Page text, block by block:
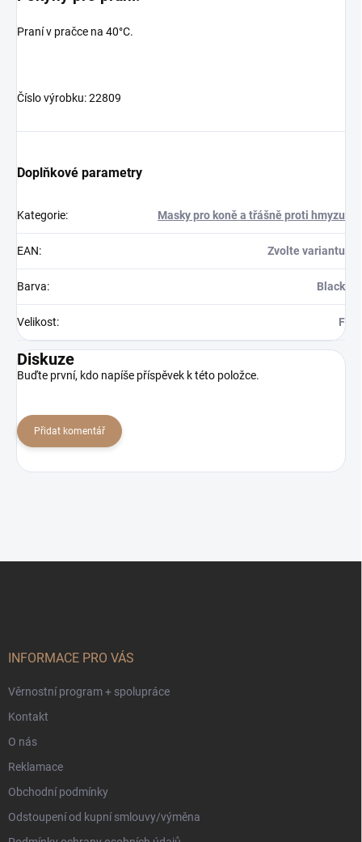
Praní v pračce na 40°C.
Číslo výrobku: 22809
Doplňkové parametry
Kategorie: Masky pro koně a třášně proti hmyzu
EAN: Zvolte variantu
Barva: Black
Velikost: F
Diskuze
Buďte první, kdo napíše příspěvek k této položce.
Přidat komentář
INFORMACE PRO VÁS
Věrnostní program + spolupráce
Kontakt
O nás
Reklamace
Obchodní podmínky
Odstoupení od kupní smlouvy/výměna